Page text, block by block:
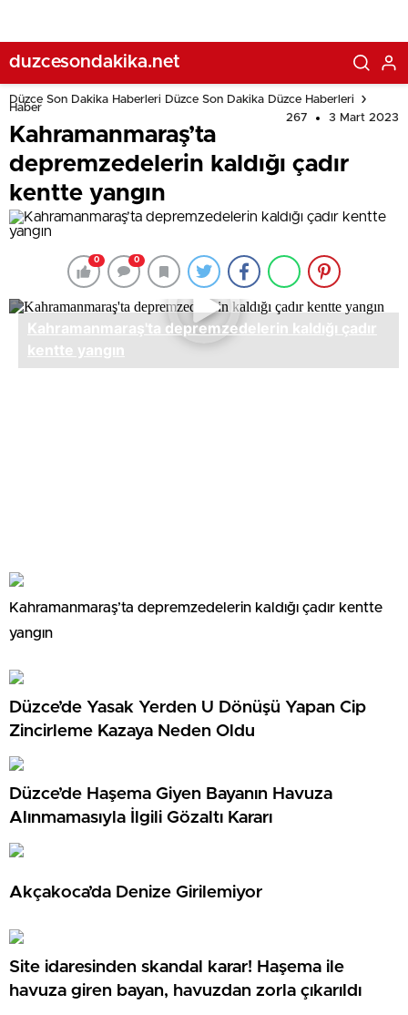
duzcesondakika.net
Düzce Son Dakika Haberleri Düzce Son Dakika Düzce Haberleri
Haber
267
3 Mart 2023
Kahramanmaraş’ta
depremzedelerin kaldığı çadır
kentte yangın
0 0
Kahramanmaraş’ta depremzedelerin kaldığı çadır kentte
yangın
Düzce’de Yasak Yerden U Dönüşü Yapan Cip
Zincirleme Kazaya Neden Oldu
Düzce’de Haşema Giyen Bayanın Havuza
Alınmamasıyla İlgili Gözaltı Kararı
Akçakoca’da Denize Girilemiyor
Site idaresinden skandal karar! Haşema ile
havuza giren bayan, havuzdan zorla çıkarıldı